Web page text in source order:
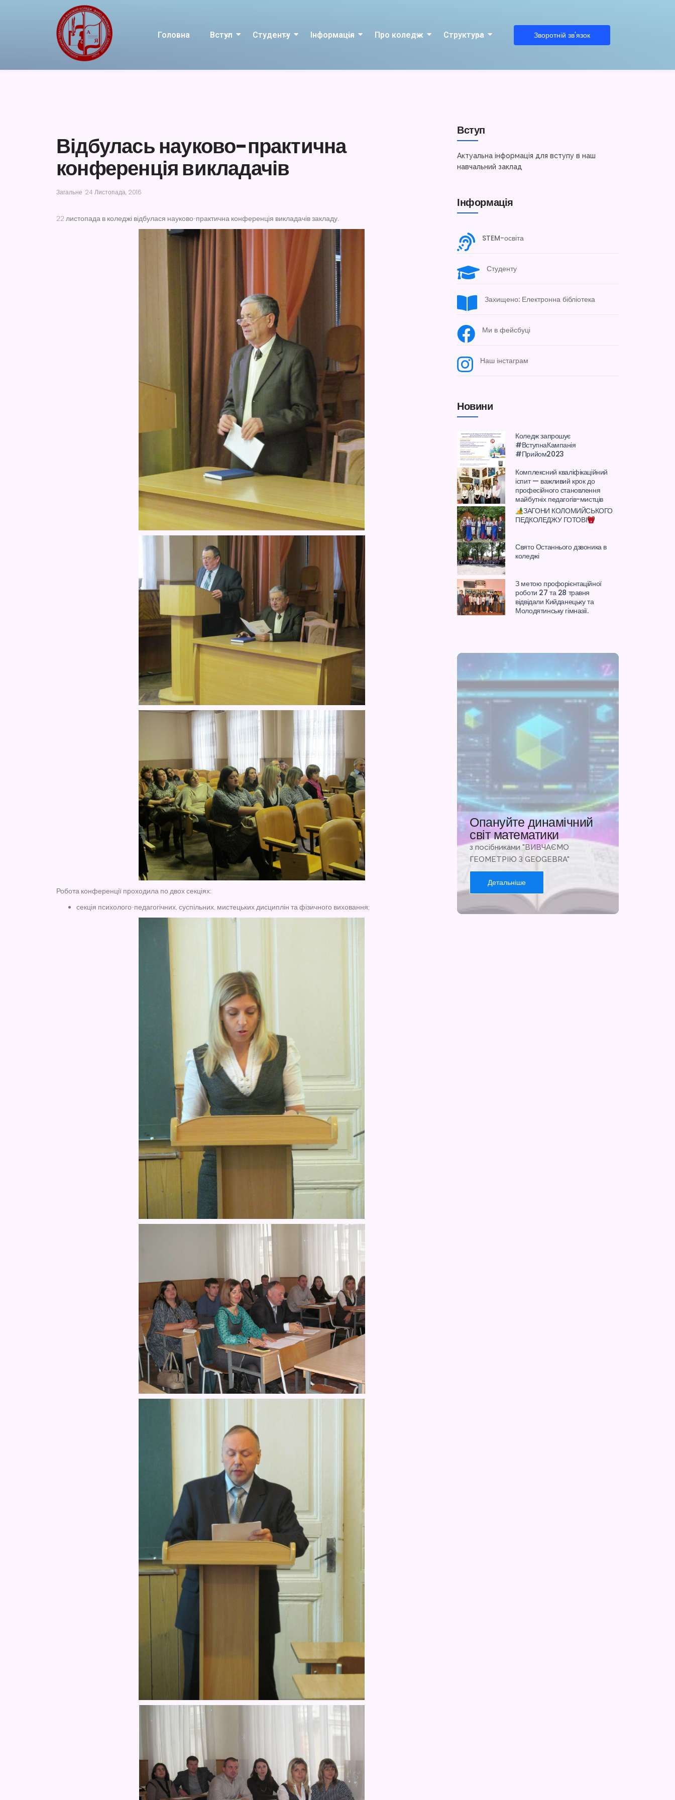
Головна Вступ Студенту Інформація Про коледж Структура Зворотній зв'язок
Відбулась науково-практична
конференція викладачів
Загальне 24 Листопада, 2016
22 листопада в коледжі відбулася науково-практична конференція викладачів закладу.
Робота конференції проходила по двох секціях:
секція психолого-педагогічних, суспільних, мистецьких дисциплін та фізичного виховання;
Вступ
Актуальна інформація для вступу в наш
навчальний заклад
Інформація
STEM-освіта
Студенту
Захищено: Електронна бібліотека
Ми в фейсбуці
Наш інстаграм
Новини
Коледж запрошує
#ВступнаКампанія
#Прийом2023
Комплексний кваліфікаційний
іспит — важливий крок до
професійного становлення
майбутніх педагогів-мистців
ЗАГОНИ КОЛОМИЙСЬКОГО
ПЕДКОЛЕДЖУ ГОТОВІ
Свято Останнього дзвоника в
коледжі
З метою профорієнтаційної
роботи 27 та 28 травня
відвідали Кийданецьку та
Молодятинську гімназії.
Опануйте динамічний
світ математики
з посібниками "ВИВЧАЄМО
ГЕОМЕТРІЮ З GEOGEBRA"
Детальніше